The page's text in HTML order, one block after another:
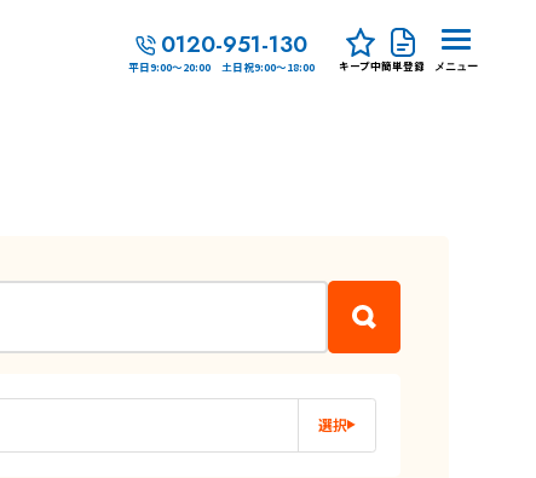
0120-951-130
平日9:00～20:00 土日祝9:00～18:00 キープ中簡単登録 メニュー
選択